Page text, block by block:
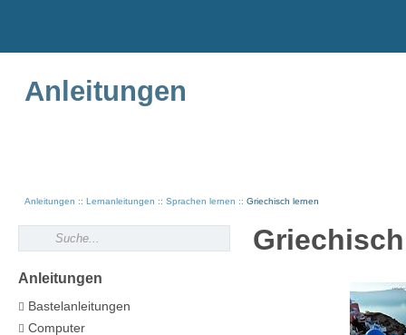
Anleitungen
Anleitungen Lernanleitungen Sprachen lernen Griechisch lernen
Anleitungen
Bastelanleitungen
Computer